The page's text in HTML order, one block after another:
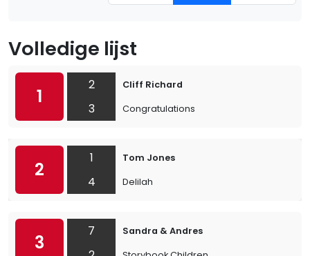
Volledige lijst
1
2
3
Cliff Richard
Congratulations
2
1
4
Tom Jones
Delilah
3
7
Sandra & Andres